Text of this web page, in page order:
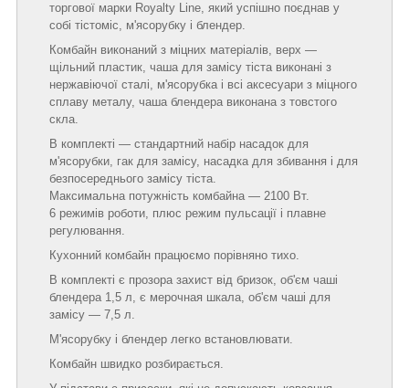
торгової марки Royalty Line, який успішно поєднав у
собі тістоміс, м'ясорубку і блендер.
Комбайн виконаний з міцних матеріалів, верх ―
щільний пластик, чаша для замісу тіста виконані з
нержавіючої сталі, м'ясорубка і всі аксесуари з міцного
сплаву металу, чаша блендера виконана з товстого
скла.
В комплекті ― стандартний набір насадок для
м'ясорубки, гак для замісу, насадка для збивання і для
безпосереднього замісу тіста.
Максимальна потужність комбайна ― 2100 Вт.
6 режимів роботи, плюс режим пульсації і плавне
регулювання.
Кухонний комбайн працюємо порівняно тихо.
В комплекті є прозора захист від бризок, об'єм чаші
блендера 1,5 л, є мерочная шкала, об'єм чаші для
замісу ― 7,5 л.
М'ясорубку і блендер легко встановлювати.
Комбайн швидко розбирається.